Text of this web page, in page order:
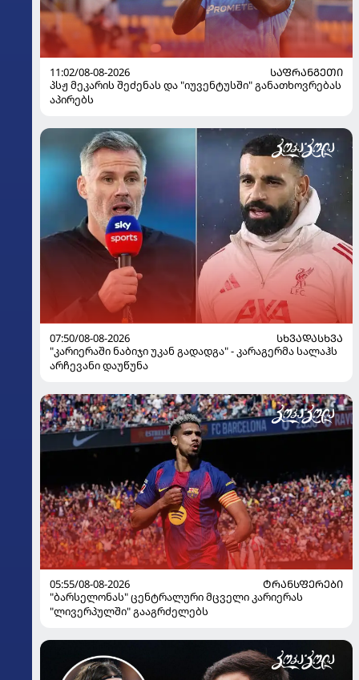
11:02/08-08-2026
ᲡᲐᲤᲠᲐᲜᲒᲔᲗᲘ
პსჟ მეკარის შეძენას და "იუვენტუსში" განათხოვრებას
აპირებს
07:50/08-08-2026
ᲡᲮᲕᲐᲓᲐᲡᲮᲕᲐ
"კარიერაში ნაბიჯი უკან გადადგა" - კარაგერმა სალაჰს
არჩევანი დაუწუნა
05:55/08-08-2026
ᲢᲠᲐᲜᲡᲤᲔᲠᲔᲑᲘ
"ბარსელონას" ცენტრალური მცველი კარიერას
"ლივერპულში" გააგრძელებს